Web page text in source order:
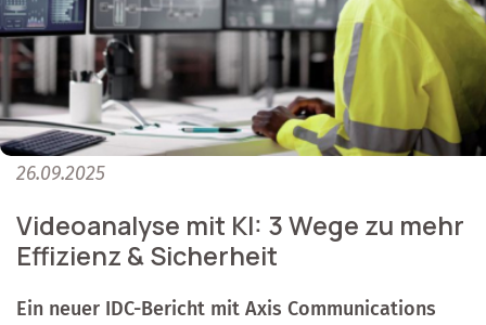
26.09.2025
Videoanalyse mit KI: 3 Wege zu mehr
Effizienz & Sicherheit
Ein neuer IDC-Bericht mit Axis Communications